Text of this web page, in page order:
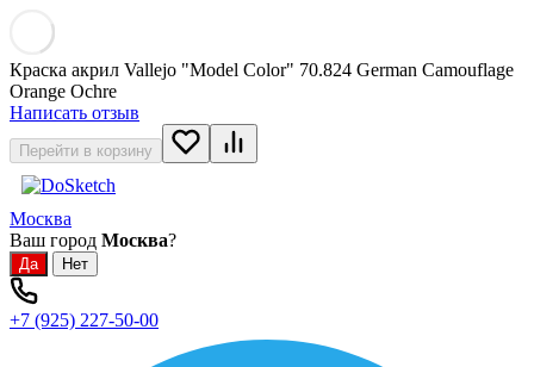
Краска акрил Vallejo "Model Color" 70.824 German Camouflage
Orange Ochre
Написать отзыв
Перейти в корзину
Москва
Ваш город Москва?
+7 (925) 227-50-00